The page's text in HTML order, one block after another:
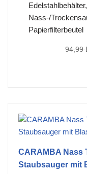
Nass-/
Papierfilterbeutel
94,99
CARAMBA Nass
Staubsauger mit